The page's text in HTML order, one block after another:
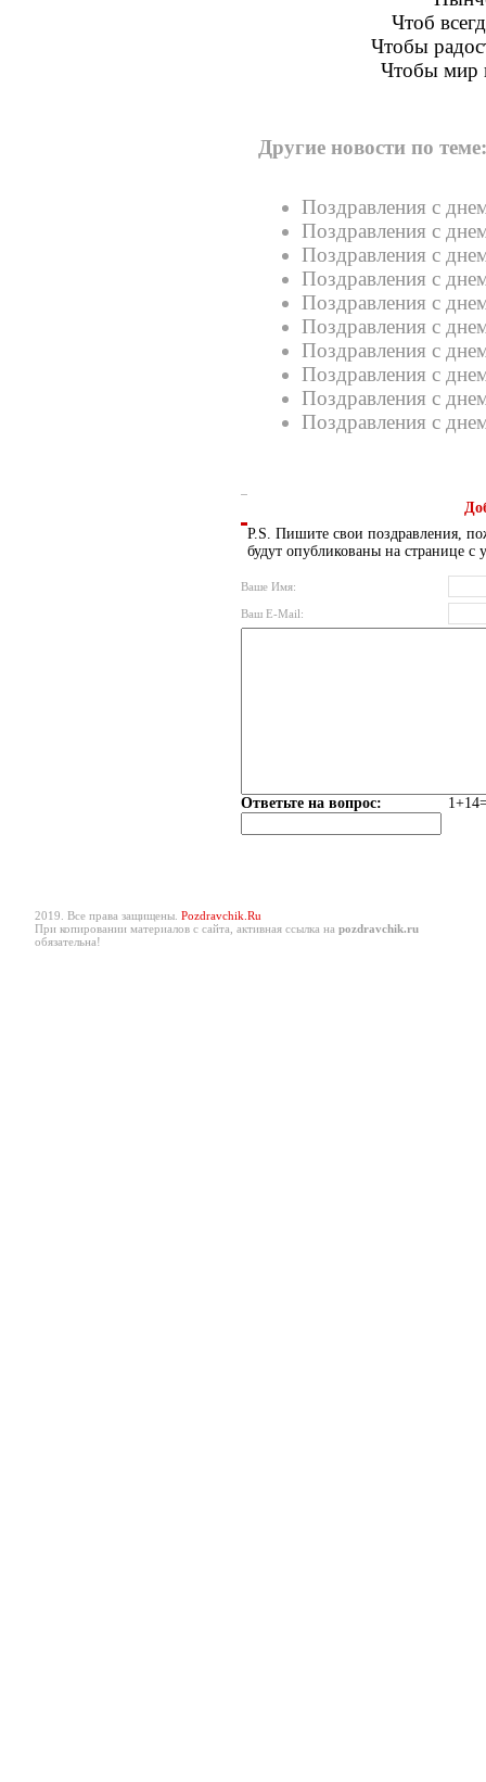
Чтоб
Чтобы
Чтобы мир
Другие новости по теме:
Поздравления с
Поздравления с
Поздравления с
Поздравления с
Поздравления с
Поздравления с
Поздравления с
Поздравления с
Поздравления с
Поздравления с
P.S. Пишите свои поздравления,
будут опубликованы на странице с
Ваше Имя:
Ваш E-Mail:
Ответьте на вопрос:
2019. Все права защищены. Pozdravchik.Ru
При копировании материалов с сайта, активная ссылка на pozdravchik.ru
обязательна!